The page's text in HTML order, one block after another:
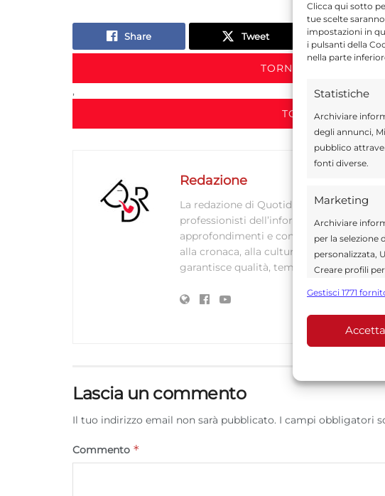
Clicca qui sotto
tue scelte
impostazioni in
i pulsanti della
nella parte
Statistiche
Archiviare
degli annunci,
pubblico
fonti diverse.
Marketing
Archiviare
per la selezione
personalizzata,
Creare profili
Utilizzare dati
Funzionalità
Abbinare e
Utilizzare
Gestisci 1771
Accetta
Share Tweet Send
TORNA IN
,
TORNA IN
Redazione
La redazione di Quotidianodiragusa.it è
professionisti dell’informazione che
approfondimenti e contenuti accurati
alla cronaca, alla cultura e allo sport.
garantisce qualità, tempestività e
Lascia un commento
Il tuo indirizzo email non sarà pubblicato. I campi obbligatori
Commento *